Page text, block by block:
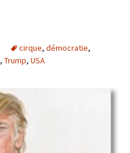
cirque, démocratie,
, Trump, USA